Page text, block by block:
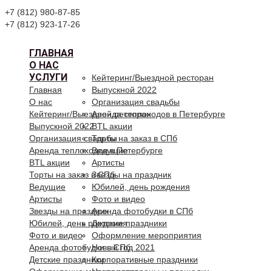
+7 (812) 980-87-85
+7 (812) 923-17-26
ГЛАВНАЯ
О НАС
УСЛУГИ
Кейтеринг/Выездной ресторан
Выпускной 2022
Организация свадьбы
Аренда теплоходов в Петербурге
BTL акции
Торты на заказ в СПб
Ведущие
Артисты
Звезды на праздник
Юбилей, день рождения
Фото и видео
Аренда фотобудки в СПб
Детские праздники
Оформление мероприятия
Новый год 2021
Корпоративные праздники
Главная
О нас
Кейтеринг/Выездной ресторан
Выпускной 2022
Организация свадьбы
Аренда теплоходов в Петербурге
BTL акции
Торты на заказ в СПб
Ведущие
Артисты
Звезды на праздник
Юбилей, день рождения
Фото и видео
Аренда фотобудки в СПб
Детские праздники